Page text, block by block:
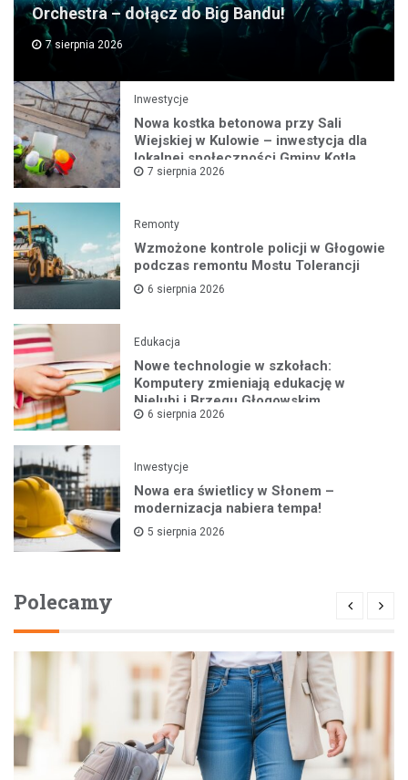
Orchestra – dołącz do Big Bandu!
7 sierpnia 2026
Inwestycje
Nowa kostka betonowa przy Sali
Wiejskiej w Kulowie – inwestycja dla
lokalnej społeczności Gminy Kotla
7 sierpnia 2026
Remonty
Wzmożone kontrole policji w Głogowie
podczas remontu Mostu Tolerancji
6 sierpnia 2026
Edukacja
Nowe technologie w szkołach:
Komputery zmieniają edukację w
Nielubi i Brzegu Głogowskim
6 sierpnia 2026
Inwestycje
Nowa era świetlicy w Słonem –
modernizacja nabiera tempa!
5 sierpnia 2026
Polecamy